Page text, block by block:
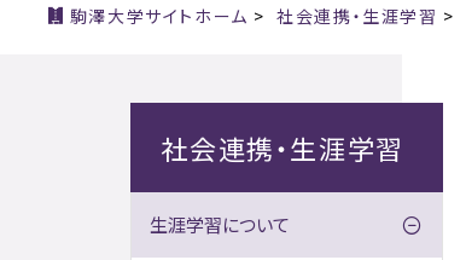
駒澤大学サイトホーム >社会連携・生涯学習 >
社会連携・生涯学習
生涯学習について